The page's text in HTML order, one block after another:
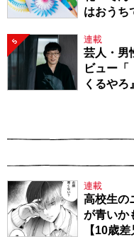
はおうち
5 連載
芸人・男
ビュー「
くるやろ
連載
高校生の
が青い
【10歳